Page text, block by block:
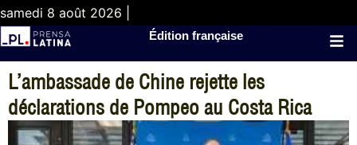
samedi 8 août 2026 |
Édition française
L’ambassade de Chine rejette les
déclarations de Pompeo au Costa Rica